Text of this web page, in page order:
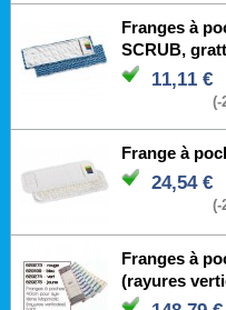
Franges à
SCRUB,
11,11 €
(-
Frange à
24,54 €
(-
Franges à
(rayures